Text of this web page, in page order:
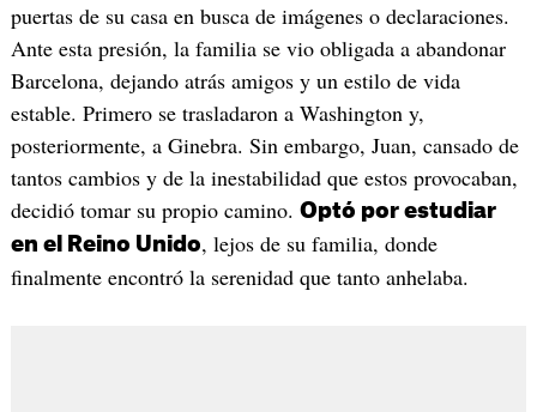
puertas de su casa en busca de imágenes o declaraciones.
Ante esta presión, la familia se vio obligada a abandonar
Barcelona, dejando atrás amigos y un estilo de vida
estable. Primero se trasladaron a Washington y,
posteriormente, a Ginebra. Sin embargo, Juan, cansado de
tantos cambios y de la inestabilidad que estos provocaban,
decidió tomar su propio camino. Optó por estudiar
en el Reino Unido, lejos de su familia, donde
finalmente encontró la serenidad que tanto anhelaba.